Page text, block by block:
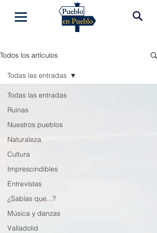
Todos los artículos
Todas las entradas
Ruinas
Nuestros pueblos
Naturaleza
Cultura
Imprescindibles
Entrevistas
¿Sabías que...?
Música y danzas
Valladolid
Todas las entradas